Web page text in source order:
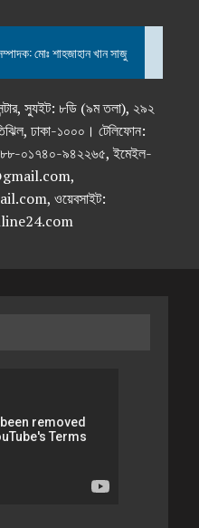
মোঃ শাহজাহান খান সাজু
সেন্টার, স্যুইট: ৮ডি (৯ম তলা), ২৯২
ঢাকা-১০০০। টেলিফোন:
০১৭৪০-৯৪২২৬৫, ইমেইল-
ওয়েবসাইট: